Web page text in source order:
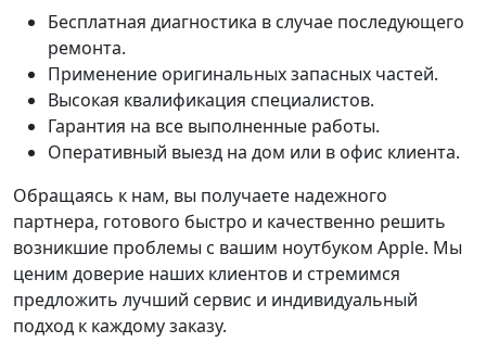
Бесплатная диагностика в случае последующего
ремонта.
Применение оригинальных запасных частей.
Высокая квалификация специалистов.
Гарантия на все выполненные работы.
Оперативный выезд на дом или в офис клиента.
Обращаясь к нам, вы получаете надежного
партнера, готового быстро и качественно решить
возникшие проблемы с вашим ноутбуком Apple. Мы
ценим доверие наших клиентов и стремимся
предложить лучший сервис и индивидуальный
подход к каждому заказу.